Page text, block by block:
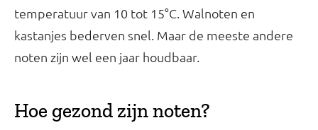
temperatuur van 10 tot 15°C. Walnoten en
kastanjes bederven snel. Maar de meeste andere
noten zijn wel een jaar houdbaar.
Hoe gezond zijn noten?